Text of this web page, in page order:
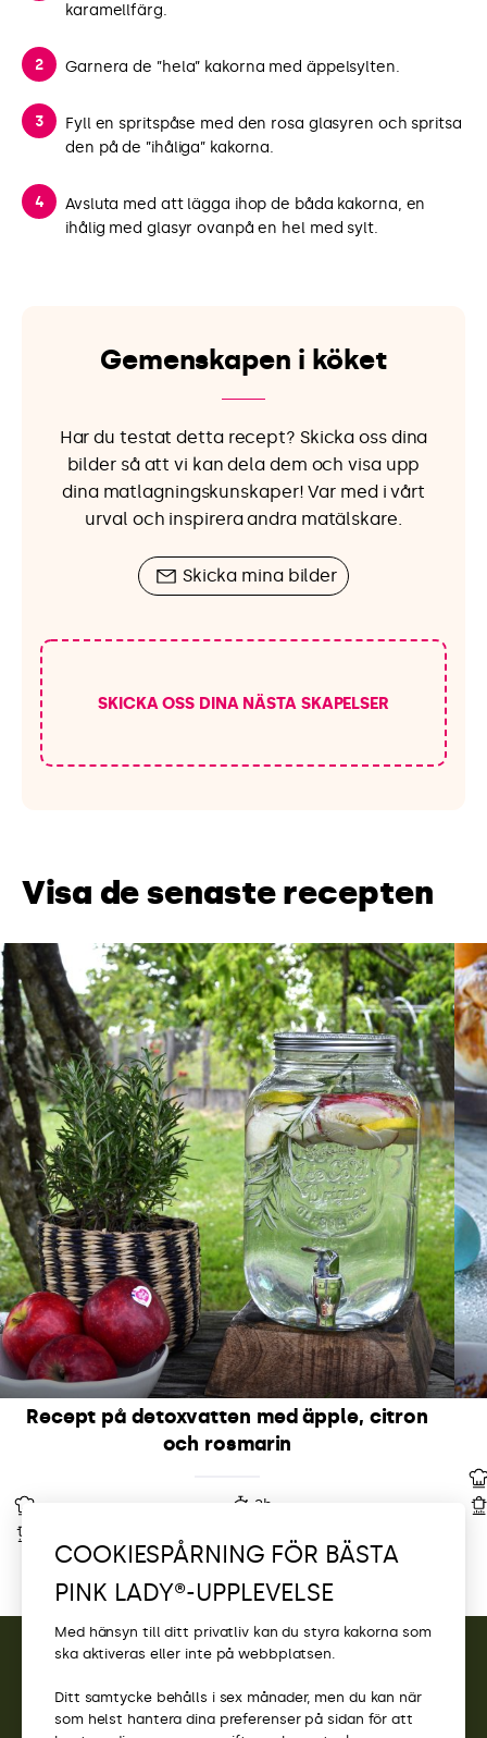
karamellfärg.
Garnera de ”hela” kakorna med äppelsylten.
Fyll en spritspåse med den rosa glasyren och spritsa
den på de ”ihåliga” kakorna.
Avsluta med att lägga ihop de båda kakorna, en
ihålig med glasyr ovanpå en hel med sylt.
Gemenskapen i köket
Har du testat detta recept? Skicka oss dina
bilder så att vi kan dela dem och visa upp
dina matlagningskunskaper! Var med i vårt
urval och inspirera andra matälskare.
Skicka mina bilder
SKICKA OSS DINA NÄSTA SKAPELSER
Visa de senaste recepten
Recept på detoxvatten med äpple, citron
och rosmarin
2h
ÅTKOMST
COOKIESPÅRNING FÖR BÄSTA
PINK LADY®-UPPLEVELSE
Med hänsyn till ditt privatliv kan du styra kakorna som
ska aktiveras eller inte på webbplatsen.
Ditt samtycke behålls i sex månader, men du kan när
som helst hantera dina preferenser på sidan för att